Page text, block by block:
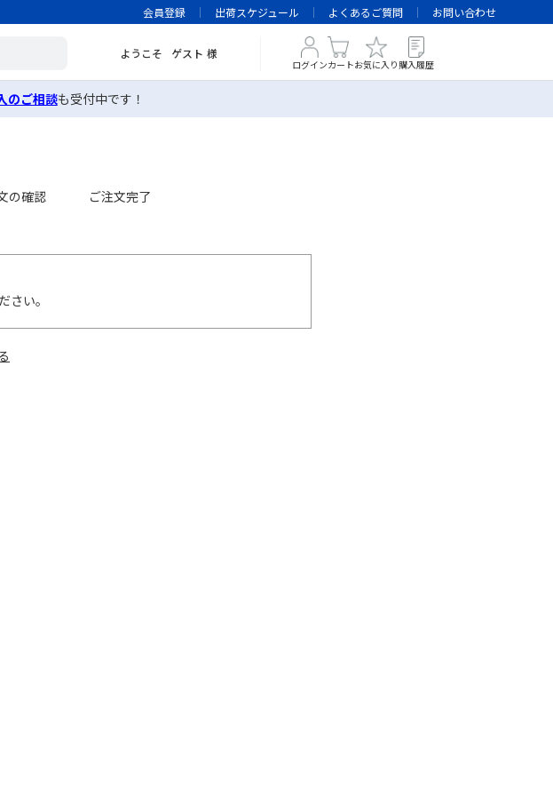
会員登録 出荷スケジュール よくあるご質問 お問い合わせ
ようこそ ゲスト 様
ログインカートお気に入り 購入履歴
のご相談も受付中です！
の確認 ご注文完了
さい。